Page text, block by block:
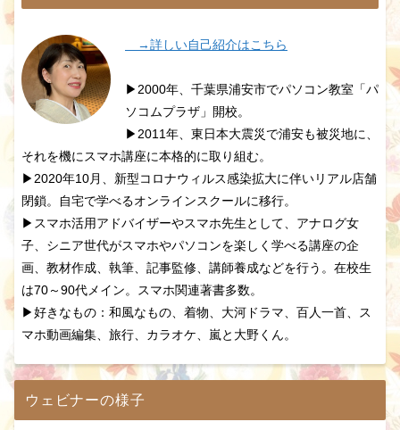
→詳しい自己紹介はこちら
▶2000年、千葉県浦安市でパソコン教室「パ
ソコムプラザ」開校。
▶2011年、東日本大震災で浦安も被災地に、
それを機にスマホ講座に本格的に取り組む。
▶2020年10月、新型コロナウィルス感染拡大に伴いリアル店舗
閉鎖。自宅で学べるオンラインスクールに移行。
▶スマホ活用アドバイザーやスマホ先生として、アナログ女
子、シニア世代がスマホやパソコンを楽しく学べる講座の企
画、教材作成、執筆、記事監修、講師養成などを行う。在校生
は70～90代メイン。スマホ関連著書多数。
▶好きなもの：和風なもの、着物、大河ドラマ、百人一首、ス
マホ動画編集、旅行、カラオケ、嵐と大野くん。
ウェビナーの様子